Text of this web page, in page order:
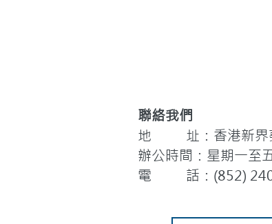
聯絡我們
地 址：香港新界葵
辦公時間：星期一至
電 話：(852)